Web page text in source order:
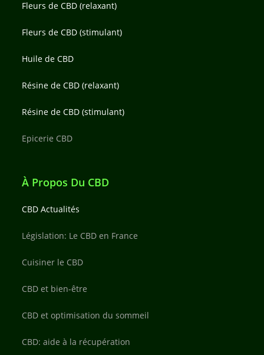
Fleurs de CBD (relaxant)
Fleurs de CBD (stimulant)
Huile de CBD
Résine de CBD (relaxant)
Résine de CBD (stimulant)
Epicerie CBD
À Propos Du CBD
CBD Actualités
Législation: Le CBD en France
Cuisiner le CBD
CBD et bien-être
CBD et optimisation du sommeil
CBD: aide à la récupération